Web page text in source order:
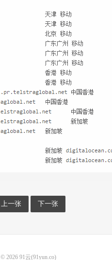
上一张 下一张
© 2026 91云(91yun.co)